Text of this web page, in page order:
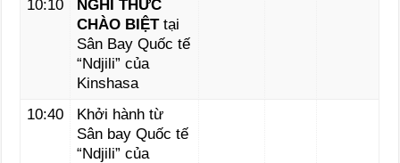
10:10
NGHI THỨC
CHÀO BIỆTtại
Sân Bay Quốc tế
“Ndjili” của
Kinshasa
10:40
Khởi hành từ
Sân bay Quốc tế
“Ndjili” của